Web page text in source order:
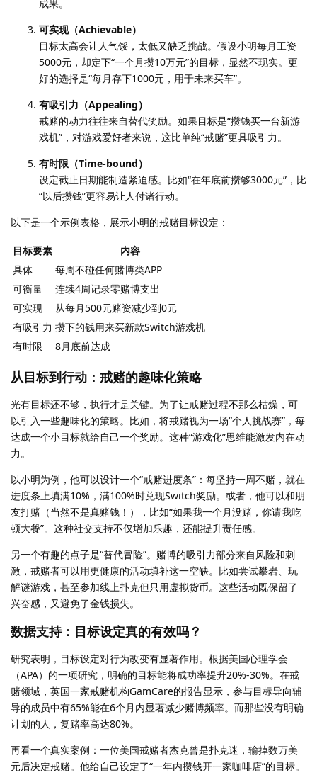
成果。
可实现（Achievable）
目标太高会让人气馁，太低又缺乏挑战。假设小明每月工资
5000元，却定下“一个月攒10万元”的目标，显然不现实。更
好的选择是“每月存下1000元，用于未来买车”。
有吸引力（Appealing）
戒赌的动力往往来自替代奖励。如果目标是“攒钱买一台新游
戏机”，对游戏爱好者来说，这比单纯“戒赌”更具吸引力。
有时限（Time-bound）
设定截止日期能制造紧迫感。比如“在年底前攒够3000元”，比
“以后攒钱”更容易让人付诸行动。
以下是一个示例表格，展示小明的戒赌目标设定：
目标要素
内容
具体
每周不碰任何赌博类APP
可衡量
连续4周记录零赌博支出
可实现
从每月500元赌资减少到0元
有吸引力 攒下的钱用来买新款Switch游戏机
有时限
8月底前达成
从目标到行动：戒赌的趣味化策略
光有目标还不够，执行才是关键。为了让戒赌过程不那么枯燥，可
以引入一些趣味化的策略。比如，将戒赌视为一场“个人挑战赛”，每
达成一个小目标就给自己一个奖励。这种“游戏化”思维能激发内在动
力。
以小明为例，他可以设计一个“戒赌进度条”：每坚持一周不赌，就在
进度条上填满10%，满100%时兑现Switch奖励。或者，他可以和朋
友打赌（当然不是真赌钱！），比如“如果我一个月没赌，你请我吃
顿大餐”。这种社交支持不仅增加乐趣，还能提升责任感。
另一个有趣的点子是“替代冒险”。赌博的吸引力部分来自风险和刺
激，戒赌者可以用更健康的活动填补这一空缺。比如尝试攀岩、玩
解谜游戏，甚至参加线上扑克但只用虚拟货币。这些活动既保留了
兴奋感，又避免了金钱损失。
数据支持：目标设定真的有效吗？
研究表明，目标设定对行为改变有显著作用。根据美国心理学会
（APA）的一项研究，明确的目标能将成功率提升20%-30%。在戒
赌领域，英国一家戒赌机构GamCare的报告显示，参与目标导向辅
导的成员中有65%能在6个月内显著减少赌博频率。而那些没有明确
计划的人，复赌率高达80%。
再看一个真实案例：一位美国戒赌者杰克曾是扑克迷，输掉数万美
元后决定戒赌。他给自己设定了“一年内攒钱开一家咖啡店”的目标。